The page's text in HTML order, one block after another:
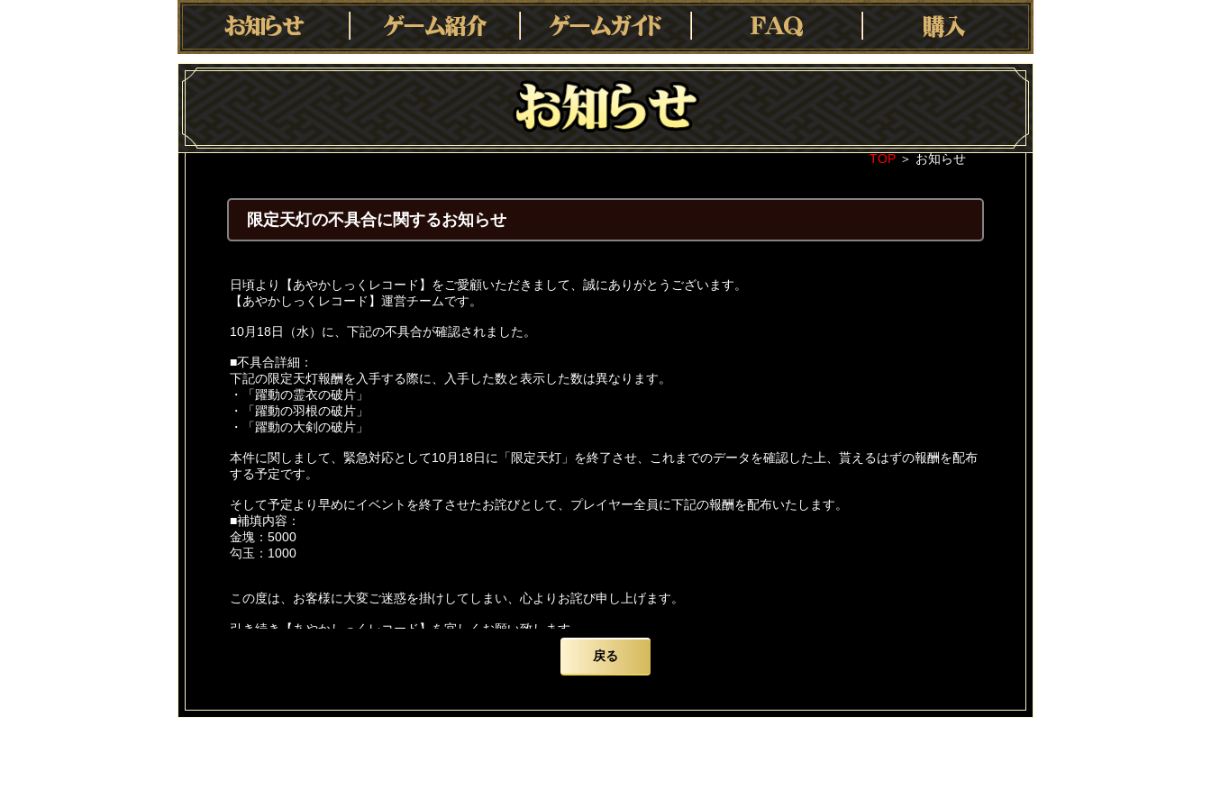
TOP ＞ お知らせ
限定天灯の不具合に関するお知らせ
日頃より【あやかしっくレコード】をご愛顧いただきまして、誠にありがとうございます。
【あやかしっくレコード】運営チームです。
10月18日（水）に、下記の不具合が確認されました。
■不具合詳細：
下記の限定天灯報酬を入手する際に、入手した数と表示した数は異なります。
・「躍動の霊衣の破片」
・「躍動の羽根の破片」
・「躍動の大剣の破片」
本件に関しまして、緊急対応として10月18日に「限定天灯」を終了させ、これまでのデータを確認した上、貰えるはずの報酬を配布
する予定です。
そして予定より早めにイベントを終了させたお詫びとして、プレイヤー全員に下記の報酬を配布いたします。
■補填内容：
金塊：5000
勾玉：1000
この度は、お客様に大変ご迷惑を掛けしてしまい、心よりお詫び申し上げます。
引き続き【あやかしっくレコード】を宜しくお願い致します。
戻る